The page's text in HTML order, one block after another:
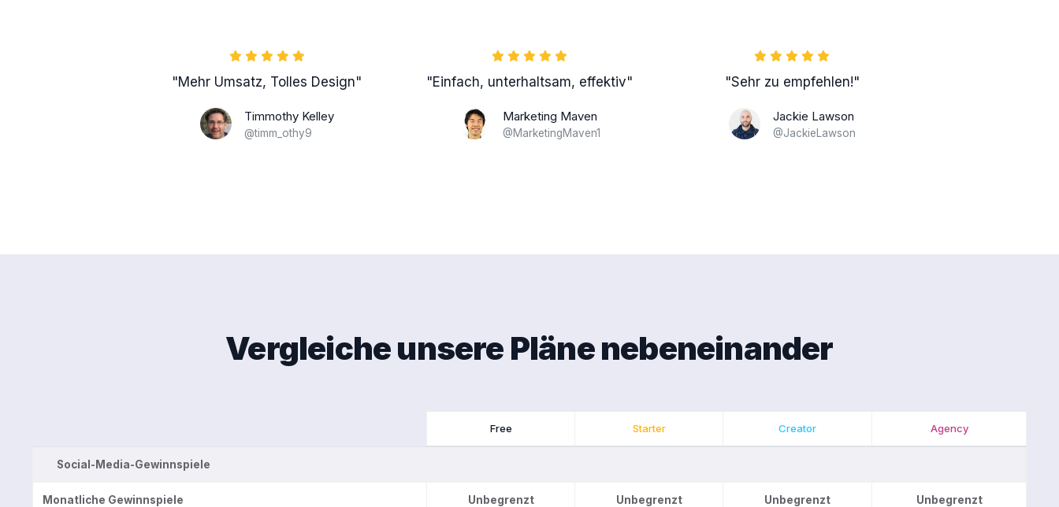
"Mehr Umsatz, Tolles Design"
Timmothy Kelley
@timm_othy9
"Einfach, unterhaltsam, effektiv"
Marketing Maven
@MarketingMaven1
"Sehr zu empfehlen!"
Jackie Lawson
@JackieLawson
Vergleiche unsere Pläne nebeneinander
Free Starter Creator Agency
Social-Media-Gewinnspiele
Monatliche Gewinnspiele Unbegrenzt Unbegrenzt Unbegrenzt Unbegrenzt